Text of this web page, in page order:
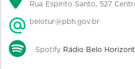
Rua Espírito Santo, 527
belotur@pbh.gov.br
Spotify Rádio Belo